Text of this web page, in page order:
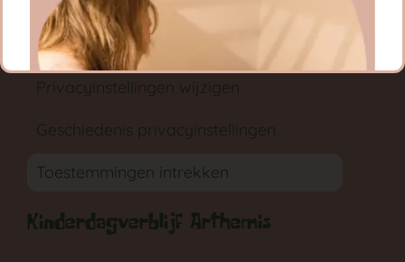
Privacy instellingen
Privacyinstellingen wijzigen
Geschiedenis privacyinstellingen
Toestemmingen intrekken
Kinderdagverblijf Arthemis
GA NAAR DE BABYGROEP